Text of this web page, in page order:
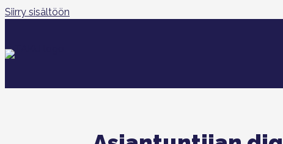
Siirry sisältöön